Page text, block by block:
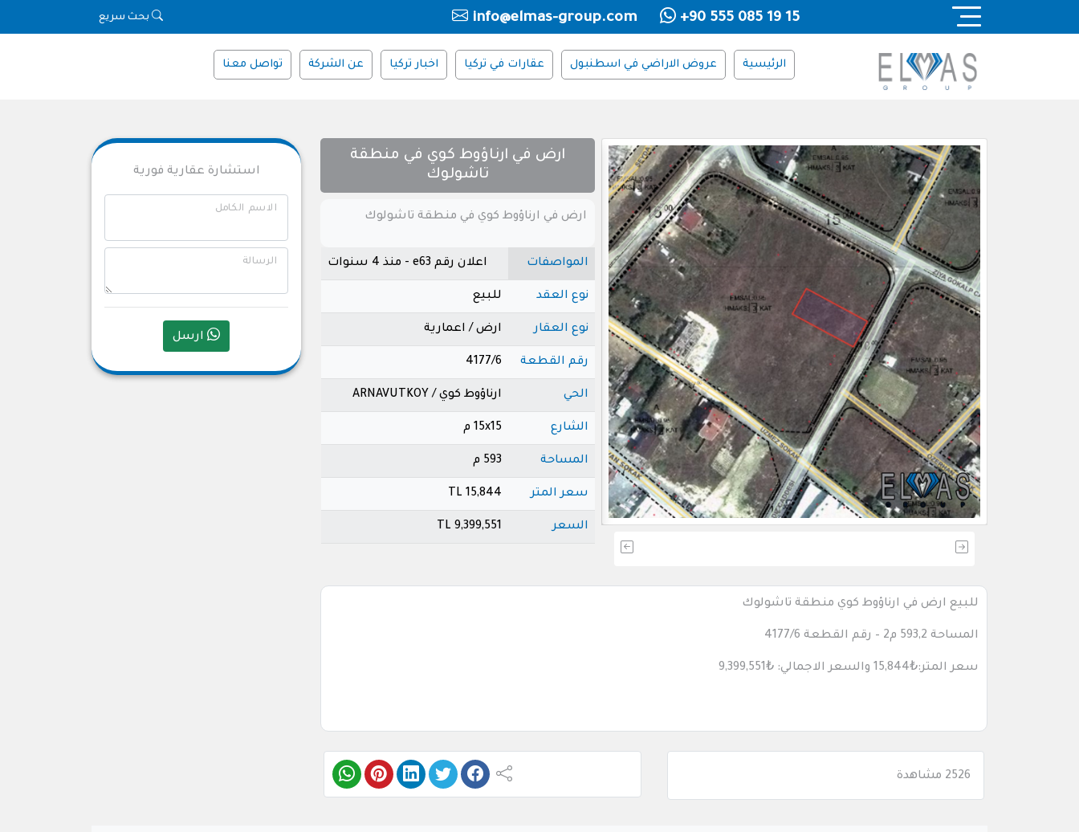
+90 555 085 19 15
info@elmas-group.com بحث سريع
الرئيسية عروض الاراضي في اسطنبول عقارات في تركيا اخبار تركيا عن الشركة تواصل معنا
ارض في ارناؤوط كوي في منطقة
تاشولوك
ارض في ارناؤوط كوي في منطقة تاشولوك
المواصفات اعلان رقم e63 - منذ 4 سنوات
نوع العقد للبيع
نوع العقار ارض / اعمارية
رقم القطعة 4177/6
الحي ارناؤوط كوي / ARNAVUTKOY
الشارع 15x15 م
المساحة 593 م
سعر المتر 15,844 TL
السعر 9,399,551 TL
للبيع ارض في ارناؤوط كوي منطقة تاشولوك
المساحة 593,2 م2 – رقم القطعة 4177/6
سعر المتر:₺15,844 والسعر الاجمالي: ₺9,399,551
2526 مشاهدة
استشارة عقارية فورية
الاسم الكامل
الرسالة
ارسل